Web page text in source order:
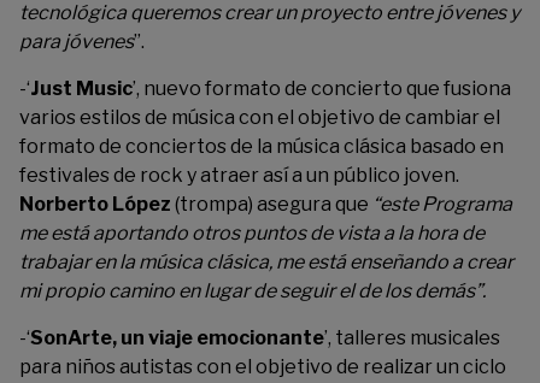
tecnológica queremos crear un proyecto entre jóvenes y
para jóvenes”.
-‘Just Music’, nuevo formato de concierto que fusiona
varios estilos de música con el objetivo de cambiar el
formato de conciertos de la música clásica basado en
festivales de rock y atraer así a un público joven.
Norberto López (trompa) asegura que “este Programa
me está aportando otros puntos de vista a la hora de
trabajar en la música clásica, me está enseñando a crear
mi propio camino en lugar de seguir el de los demás”.
-‘SonArte, un viaje emocionante’, talleres musicales
para niños autistas con el objetivo de realizar un ciclo